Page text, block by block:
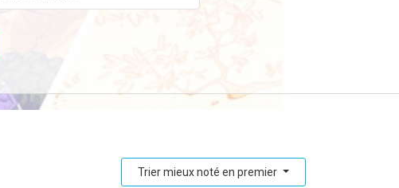
Trier mieux noté en premier